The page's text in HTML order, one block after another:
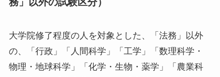
大学院修了程度の人を対象とした、「法務」以外
の、「行政」「人間科学」「工学」「数理科学・
物理・地球科学」「化学・生物・薬学」「農業科